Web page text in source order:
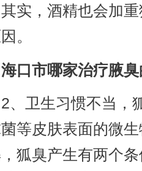
实，酒精也会加
。
海口市哪家治疗腋
卫生习惯不当，狐
等皮肤表面的微
狐臭产生有两个